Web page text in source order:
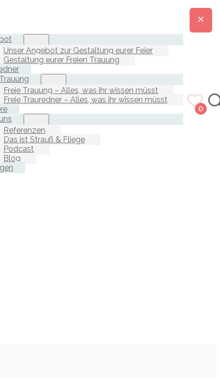
Unser Angebot zur Gestaltung eurer Feier
Gestaltung eurer Freien Trauung
Freie Trauung – Alles, was ihr wissen müsst
Freie Trauredner – Alles, was ihr wissen müsst
Referenzen
Das ist Strauß & Fliege
Podcast
Blog
0